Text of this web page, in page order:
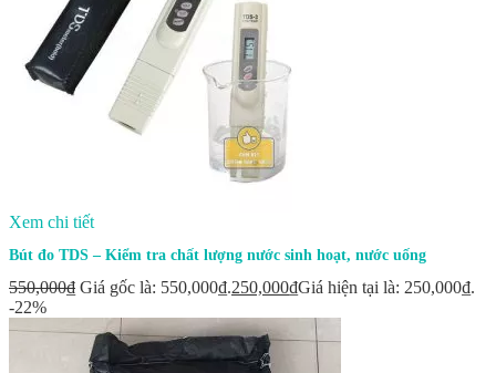
Xem chi tiết
Bút đo TDS – Kiểm tra chất lượng nước sinh hoạt, nước uống
550,000₫ Giá gốc là: 550,000₫.250,000₫Giá hiện tại là: 250,000₫.
-22%